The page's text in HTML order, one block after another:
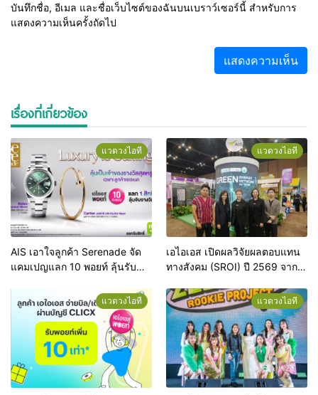
บันทึกชื่อ, อีเมล และชื่อเว็บไซต์ของฉันบนเบราว์เซอร์นี้ สำหรับการ
แสดงความเห็นครั้งถัดไป
เรื่องที่เกี่ยวข้อง
แวดวงไอที
AIS เอาใจลูกค้า Serenade จัด
แคมเปญแลก 10 พอยท์ ลุ้นรับ
เสิร์ฟที่สุดของความลักชัวรี รวม
กว่า 600,000 บาท
แวดวงไอที
เอไอเอส เปิดผลวิจัยผลตอบแทน
ทางสังคม (SROI) ปี 2569 จาก
Network for THAIs ชี้ผลลัพธ์
เชิงประจักษ์ สร้างคุณค่าทาง
สังคมให้พื้นที่ห่างไกลรวม 33.88
ล้านบาท
แวดวงไอที แวดวงไอที